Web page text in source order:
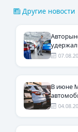
Другие новости
В июне